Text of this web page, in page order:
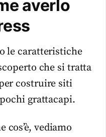
averlo
le caratteristiche
che si tratta
costruire siti
grattacapi.
cos’è, vediamo